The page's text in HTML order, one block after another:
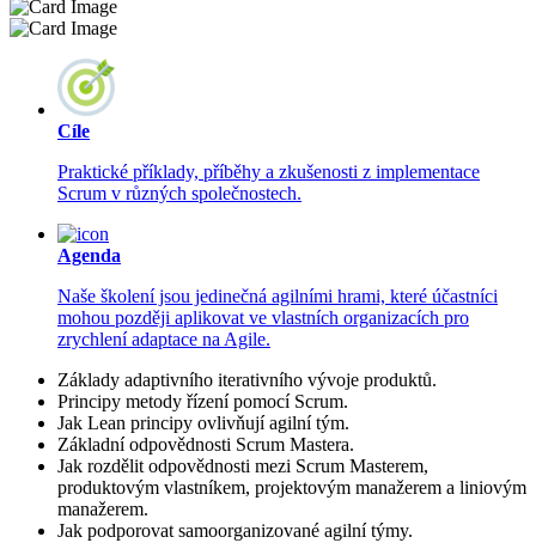
Cíle
Praktické příklady, příběhy a zkušenosti z implementace
Scrum v různých společnostech.
Agenda
Naše školení jsou jedinečná agilními hrami, které účastníci
mohou později aplikovat ve vlastních organizacích pro
zrychlení adaptace na Agile.
Základy adaptivního iterativního vývoje produktů.
Principy metody řízení pomocí Scrum.
Jak Lean principy ovlivňují agilní tým.
Základní odpovědnosti Scrum Mastera.
Jak rozdělit odpovědnosti mezi Scrum Masterem,
produktovým vlastníkem, projektovým manažerem a liniovým
manažerem.
Jak podporovat samoorganizované agilní týmy.